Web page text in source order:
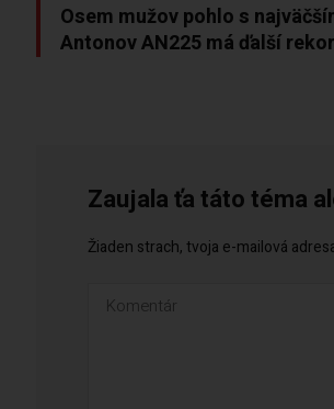
Osem mužov pohlo s
Antonov AN225 má ďalší
Zaujala ťa táto téma
Žiaden strach, tvoja e-mailová